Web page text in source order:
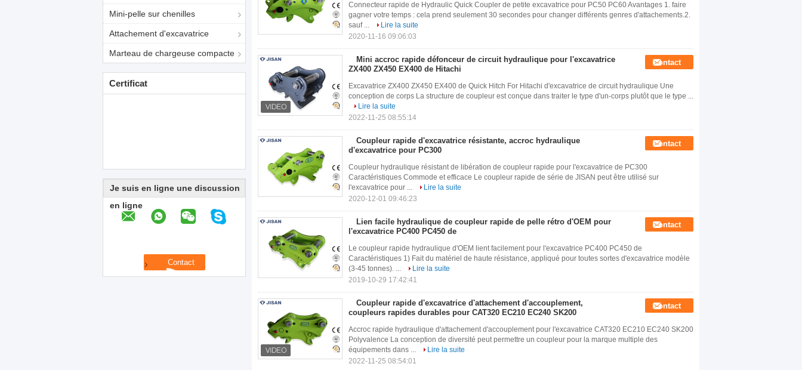
Mini-pelle sur chenilles
Attachement d'excavatrice
Marteau de chargeuse compacte
Certificat
Je suis en ligne une discussion
en ligne
Connecteur rapide de Hydraulic Quick Coupler de petite excavatrice pour PC50 PC60 Avantages 1. faire
gagner votre temps : cela prend seulement 30 secondes pour changer différents genres d'attachements.2.
sauf ...
Lire la suite
2020-11-16 09:06:03
Mini accroc rapide défonceur de circuit hydraulique pour l'excavatrice
ZX400 ZX450 EX400 de Hitachi
Contact
Excavatrice ZX400 ZX450 EX400 de Quick Hitch For Hitachi d'excavatrice de circuit hydraulique Une
conception de corps La structure de coupleur est conçue dans traiter le type d'un-corps plutôt que le type ...
Lire la suite
2022-11-25 08:55:14
Coupleur rapide d'excavatrice résistante, accroc hydraulique
d'excavatrice pour PC300
Contact
Coupleur hydraulique résistant de libération de coupleur rapide pour l'excavatrice de PC300
Caractéristiques Commode et efficace Le coupleur rapide de série de JISAN peut être utilisé sur
l'excavatrice pour ...
Lire la suite
2020-12-01 09:46:23
Lien facile hydraulique de coupleur rapide de pelle rétro d'OEM pour
l'excavatrice PC400 PC450 de
Contact
Le coupleur rapide hydraulique d'OEM lient facilement pour l'excavatrice PC400 PC450 de
Caractéristiques 1) Fait du matériel de haute résistance, appliqué pour toutes sortes d'excavatrice modèle
(3-45 tonnes). ...
Lire la suite
2019-10-29 17:42:41
Coupleur rapide d'excavatrice d'attachement d'accouplement,
coupleurs rapides durables pour CAT320 EC210 EC240 SK200
Contact
Accroc rapide hydraulique d'attachement d'accouplement pour l'excavatrice CAT320 EC210 EC240 SK200
Polyvalence La conception de diversité peut permettre un coupleur pour la marque multiple des
équipements dans ...
Lire la suite
2022-11-25 08:54:01